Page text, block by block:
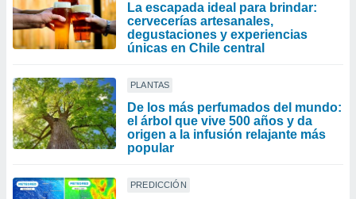
La escapada ideal para brindar:
cervecerías artesanales,
degustaciones y experiencias
únicas en Chile central
PLANTAS
De los más perfumados del mundo:
el árbol que vive 500 años y da
origen a la infusión relajante más
popular
PREDICCIÓN